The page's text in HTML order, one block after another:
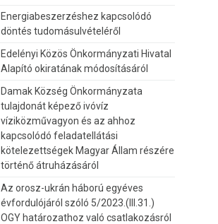
Energiabeszerzéshez kapcsolódó
döntés tudomásulvételéről
Edelényi Közös Önkormányzati Hivatal
Alapító okiratának módosításáról
Damak Község Önkormányzata
tulajdonát képező ivóvíz
víziközművagyon és az ahhoz
kapcsolódó feladatellátási
kötelezettségek Magyar Állam részére
történő átruházásáról
Az orosz-ukrán háború egyéves
évfordulójáról szóló 5/2023.(III.31.)
OGY határozathoz való csatlakozásról